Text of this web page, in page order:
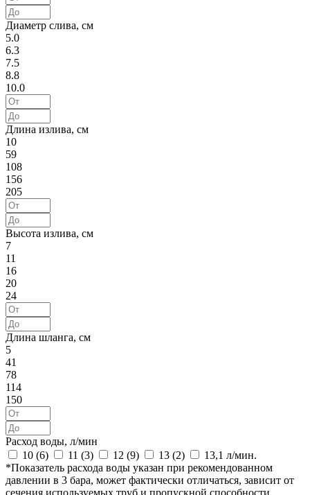
Диаметр слива, см
5.0
6.3
7.5
8.8
10.0
Длина излива, см
10
59
108
156
205
Высота излива, см
7
11
16
20
24
Длина шланга, см
5
41
78
114
150
Расход воды, л/мин
10 (6) 11 (3) 12 (9) 13 (2)
13,1 л/мин.
*Показатель расхода воды указан при рекомендованном
давлении в 3 бара, может фактически отличаться, зависит от
сечения используемых труб и пропускной способности